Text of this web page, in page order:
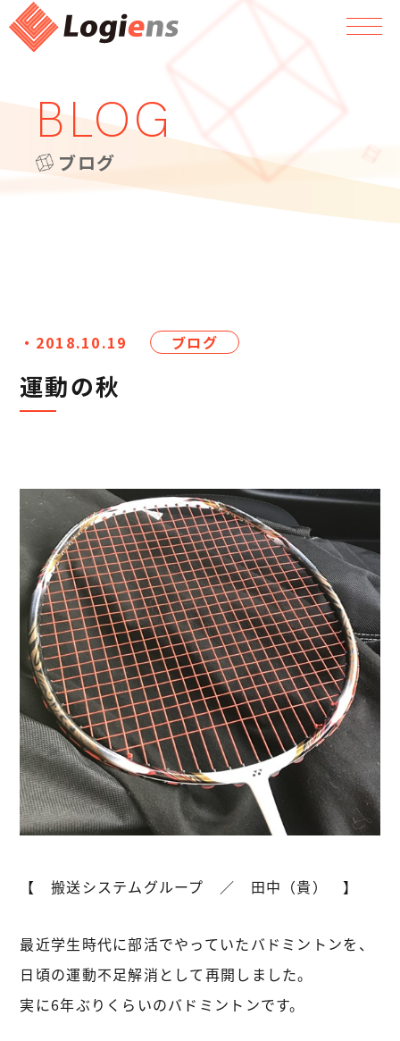
BLOG
ブログ
・2018.10.19 ブログ
運動の秋
【 搬送システムグループ ／ 田中（貴） 】
最近学生時代に部活でやっていたバドミントンを、
日頃の運動不足解消として再開しました。
実に6年ぶりくらいのバドミントンです。